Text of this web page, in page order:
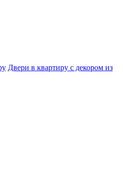
Двери в квартиру с декором из